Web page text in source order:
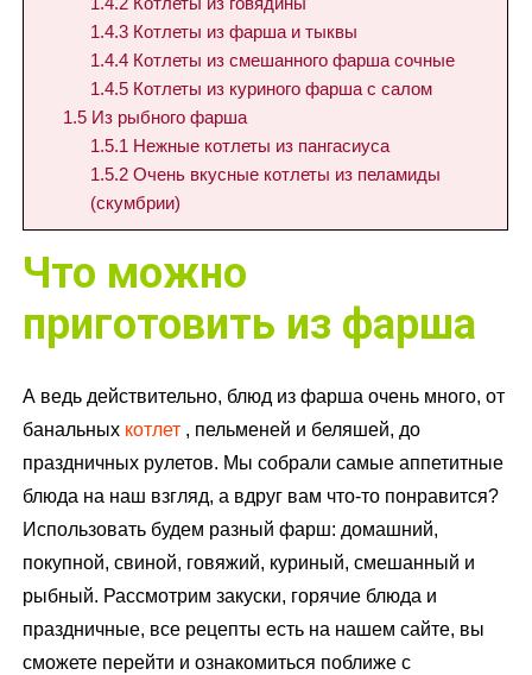
1.4.3 Котлеты из фарша и тыквы
1.4.4 Котлеты из смешанного фарша сочные
1.4.5 Котлеты из куриного фарша с салом
1.5 Из рыбного фарша
1.5.1 Нежные котлеты из пангасиуса
1.5.2 Очень вкусные котлеты из пеламиды
(скумбрии)
Что можно
приготовить из фарша
А ведь действительно, блюд из фарша очень много, от
банальных котлет , пельменей и беляшей, до
праздничных рулетов. Мы собрали самые аппетитные
блюда на наш взгляд, а вдруг вам что-то понравится?
Использовать будем разный фарш: домашний,
покупной, свиной, говяжий, куриный, смешанный и
рыбный. Рассмотрим закуски, горячие блюда и
праздничные, все рецепты есть на нашем сайте, вы
сможете перейти и ознакомиться поближе с